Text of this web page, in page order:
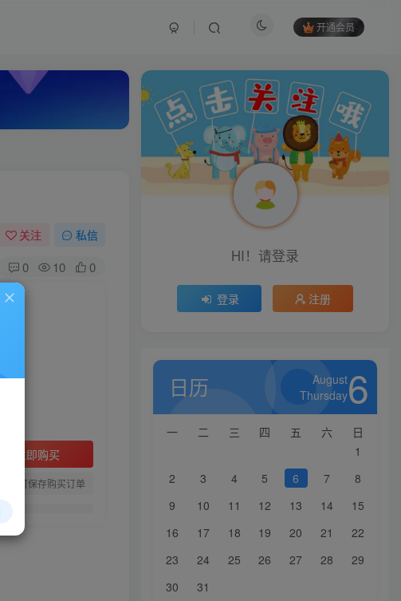
开通会员
关注 私信
0 10 0
立即购买
，可保存购买订单
HI！请登录
登录 注册
日历
August
Thursday6
一 二 三 四 五 六
日
1
2
3 4 5 6 7
8
9
10 11 12 13 14
15
16
17 18 19 20 21
22
23
24 25 26 27 28
29
30
31
生活也美好了！